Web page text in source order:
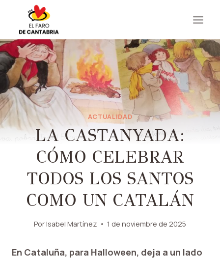
contenido
ACTUALIDAD
LA CASTANYADA:
CÓMO CELEBRAR
TODOS LOS SANTOS
COMO UN CATALÁN
PorIsabel Martínez 1 de noviembre de 2025
En Cataluña, para Halloween, deja a un lado